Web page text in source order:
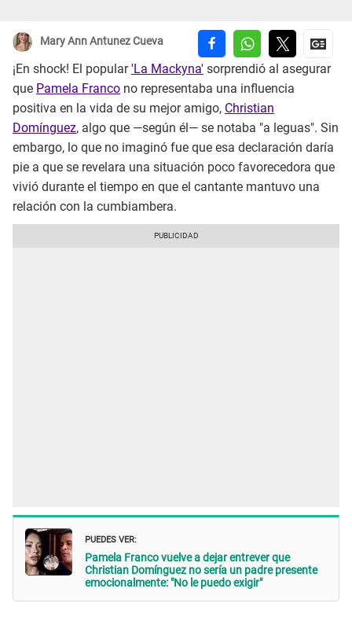
Mary Ann Antunez Cueva
¡En shock! El popular'La Mackyna' sorprendió al asegurar
que Pamela Franco no representaba una influencia
positiva en la vida de su mejor amigo, Christian
Domínguez, algo que —según él— se notaba "a leguas". Sin
embargo, lo que no imaginó fue que esa declaración daría
pie a que se revelara una situación poco favorecedora que
vivió durante el tiempo en que el cantante mantuvo una
relación con la cumbiambera.
PUEDES VER:
Pamela Franco vuelve a dejar entrever que
Christian Domínguez no sería un padre presente
emocionalmente: "No le puedo exigir"